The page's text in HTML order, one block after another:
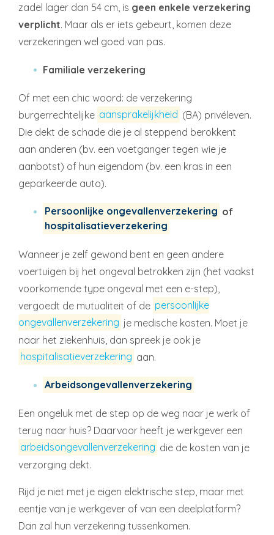
zadel lager dan 54 cm, is geen enkele verzekering
verplicht. Maar als er iets gebeurt, komen deze
verzekeringen wel goed van pas.
Familiale verzekering
Of met een chic woord: de verzekering
burgerrechtelijke aansprakelijkheid (BA) privéleven.
Die dekt de schade die je al steppend berokkent
aan anderen (bv. een voetganger tegen wie je
aanbotst) of hun eigendom (bv. een kras in een
geparkeerde auto).
Persoonlijke ongevallenverzekering of
hospitalisatieverzekering
Wanneer je zelf gewond bent en geen andere
voertuigen bij het ongeval betrokken zijn (het vaakst
voorkomende type ongeval met een e-step),
vergoedt de mutualiteit of de persoonlijke
ongevallenverzekering je medische kosten. Moet je
naar het ziekenhuis, dan spreek je ook je
hospitalisatieverzekering aan.
Arbeidsongevallenverzekering
Een ongeluk met de step op de weg naar je werk of
terug naar huis? Daarvoor heeft je werkgever een
arbeidsongevallenverzekering die de kosten van je
verzorging dekt.
Rijd je niet met je eigen elektrische step, maar met
eentje van je werkgever of van een deelplatform?
Dan zal hun verzekering tussenkomen.